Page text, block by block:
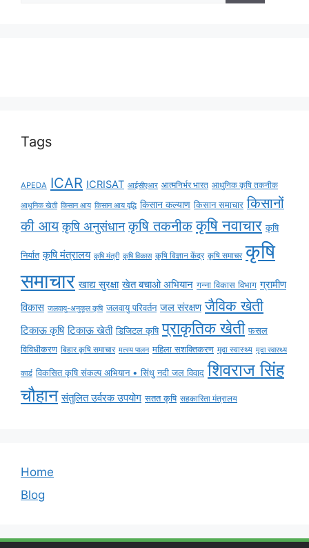
Tags
APEDA ICAR ICRISAT आईसीएआर आत्मनिर्भर भारत आधुनिक कृषि तकनीक
आधुनिक खेती किसान आय किसान आय वृद्धि किसान कल्याण किसान समाचार किसानों
की आय कृषि अनुसंधान कृषि तकनीक कृषि नवाचार कृषि
निर्यात कृषि मंत्रालय कृषि मंत्री कृषि विकास कृषि विज्ञान केंद्र कृषि समाचर कृषि
समाचार खाद्य सुरक्षा खेत बचाओ अभियान गन्ना विकास विभाग ग्रामीण
विकास जलवायु-अनुकूल कृषि जलवायु परिवर्तन जल संरक्षण जैविक खेती
टिकाऊ कृषि टिकाऊ खेती डिजिटल कृषि प्राकृतिक खेती फसल
विविधीकरण बिहार कृषि समाचार मत्स्य पालन महिला सशक्तिकरण मृदा स्वास्थ्य मृदा स्वास्थ्य
कार्ड विकसित कृषि संकल्प अभियान • सिंधु नदी जल विवाद शिवराज सिंह
चौहान संतुलित उर्वरक उपयोग सतत कृषि सहकारिता मंत्रालय
Home
Blog